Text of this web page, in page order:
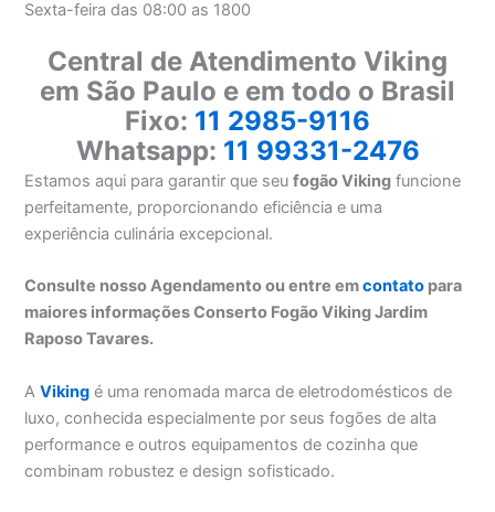
Sexta-feira das 08:00 as 1800
Central de Atendimento Viking
em São Paulo e em todo o Brasil
Fixo: 11 2985-9116
Whatsapp: 11 99331-2476
Estamos aqui para garantir que seufogão Viking funcione
perfeitamente, proporcionando eficiência e uma
experiência culinária excepcional.
Consulte nosso Agendamento ou entre emcontato para
maiores informações Conserto Fogão Viking Jardim
Raposo Tavares.
AViking é uma renomada marca de eletrodomésticos de
luxo, conhecida especialmente por seus fogões de alta
performance e outros equipamentos de cozinha que
combinam robustez e design sofisticado.